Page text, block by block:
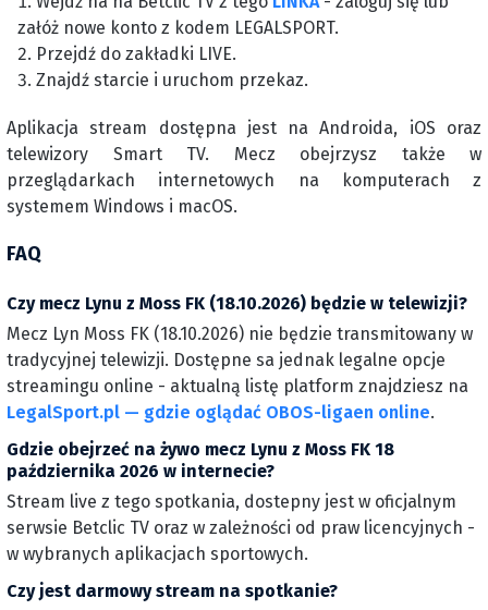
załóż nowe konto z kodem LEGALSPORT.
Przejdź do zakładki LIVE.
Znajdź starcie i uruchom przekaz.
Aplikacja stream dostępna jest na Androida, iOS oraz
telewizory Smart TV. Mecz obejrzysz także w
przeglądarkach internetowych na komputerach z
systemem Windows i macOS.
FAQ
Czy mecz Lynu z Moss FK (18.10.2026) będzie w telewizji?
Mecz Lyn Moss FK (18.10.2026) nie będzie transmitowany w
tradycyjnej telewizji. Dostępne sa jednak legalne opcje
streamingu online - aktualną listę platform znajdziesz na
LegalSport.pl — gdzie oglądać OBOS-ligaen online.
Gdzie obejrzeć na żywo mecz Lynu z Moss FK 18
października 2026 w internecie?
Stream live z tego spotkania, dostepny jest w oficjalnym
serwsie Betclic TV oraz w zależności od praw licencyjnych -
w wybranych aplikacjach sportowych.
Czy jest darmowy stream na spotkanie?